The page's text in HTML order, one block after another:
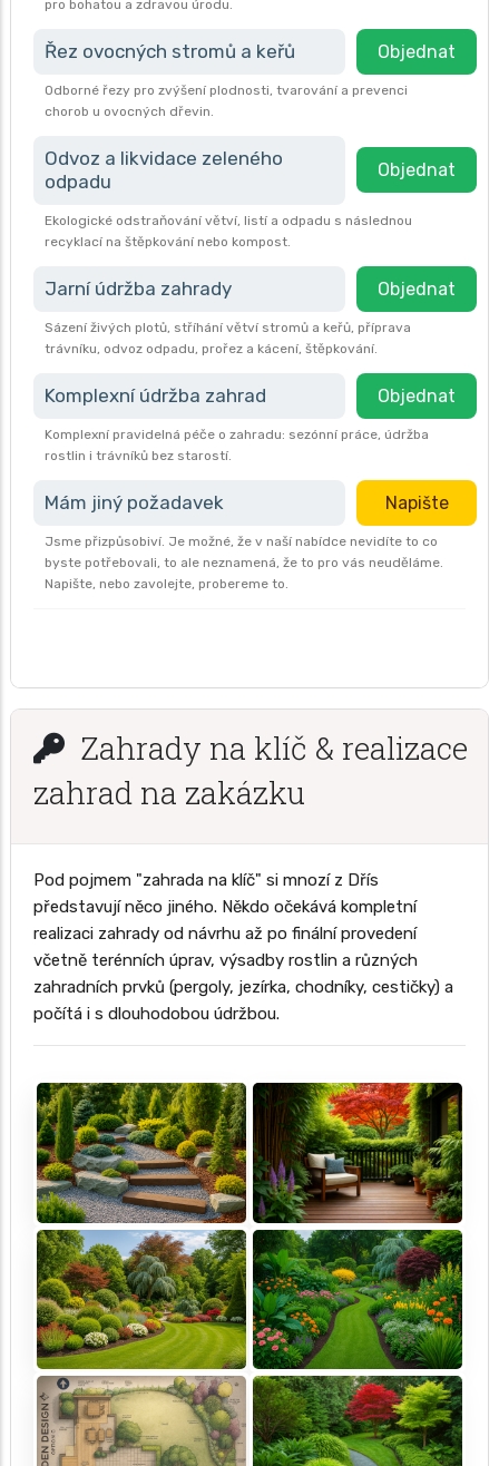
pro bohatou a zdravou úrodu.
Řez ovocných stromů a keřů Objednat
Odborné řezy pro zvýšení plodnosti, tvarování a prevenci
chorob u ovocných dřevin.
Odvoz a likvidace zeleného
odpadu
Objednat
Ekologické odstraňování větví, listí a odpadu s následnou
recyklací na štěpkování nebo kompost.
Jarní údržba zahrady Objednat
Sázení živých plotů, stříhání větví stromů a keřů, příprava
trávníku, odvoz odpadu, prořez a kácení, štěpkování.
Komplexní údržba zahrad Objednat
Komplexní pravidelná péče o zahradu: sezónní práce, údržba
rostlin i trávníků bez starostí.
Mám jiný požadavek Napište
Jsme přizpůsobiví. Je možné, že v naší nabídce nevidíte to co
byste potřebovali, to ale neznamená, že to pro vás neuděláme.
Napište, nebo zavolejte, probereme to.
Zahrady na klíč & realizace
zahrad na zakázku
Pod pojmem "zahrada na klíč" si mnozí z Dřís
představují něco jiného. Někdo očekává kompletní
realizaci zahrady od návrhu až po finální provedení
včetně terénních úprav, výsadby rostlin a různých
zahradních prvků (pergoly, jezírka, chodníky, cestičky) a
počítá i s dlouhodobou údržbou.